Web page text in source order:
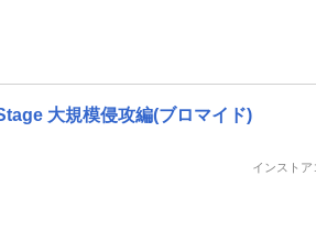
大規模侵攻編(ブロマイド)
インスト